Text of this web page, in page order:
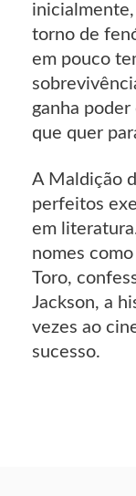
torno de
em pouco
ganha
que quer
A Maldição
perfeitos
em
nomes
Toro,
Jackson, a
vezes ao
sucesso.